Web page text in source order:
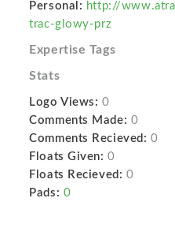
Personal: http://
trac-glowy-prz
Expertise Tags
Stats
Logo Views: 0
Comments Made: 0
Comments Recieved: 0
Floats Given: 0
Floats Recieved: 0
Pads: 0